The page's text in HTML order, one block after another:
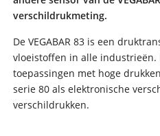
verschildrukmeting.
De VEGABAR 83 is een
vloeistoffen in alle industrieën.
toepassingen met hoge
serie 80 als elektronische
verschildrukken.